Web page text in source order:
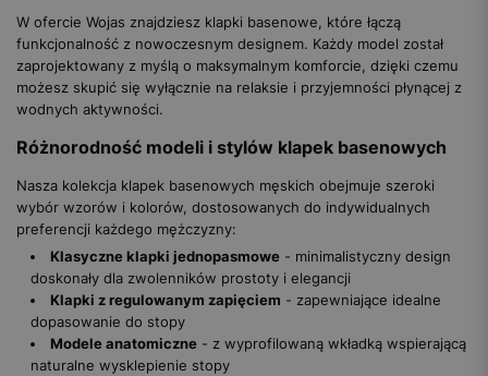
W ofercie Wojas znajdziesz klapki basenowe, które łączą
funkcjonalność z nowoczesnym designem. Każdy model został
zaprojektowany z myślą o maksymalnym komforcie, dzięki czemu
możesz skupić się wyłącznie na relaksie i przyjemności płynącej z
wodnych aktywności.
Różnorodność modeli i stylów klapek basenowych
Nasza kolekcja klapek basenowych męskich obejmuje szeroki
wybór wzorów i kolorów, dostosowanych do indywidualnych
preferencji każdego mężczyzny:
Klasyczne klapki jednopasmowe- minimalistyczny design
doskonały dla zwolenników prostoty i elegancji
Klapki z regulowanym zapięciem - zapewniające idealne
dopasowanie do stopy
Modele anatomiczne- z wyprofilowaną wkładką wspierającą
naturalne wysklepienie stopy